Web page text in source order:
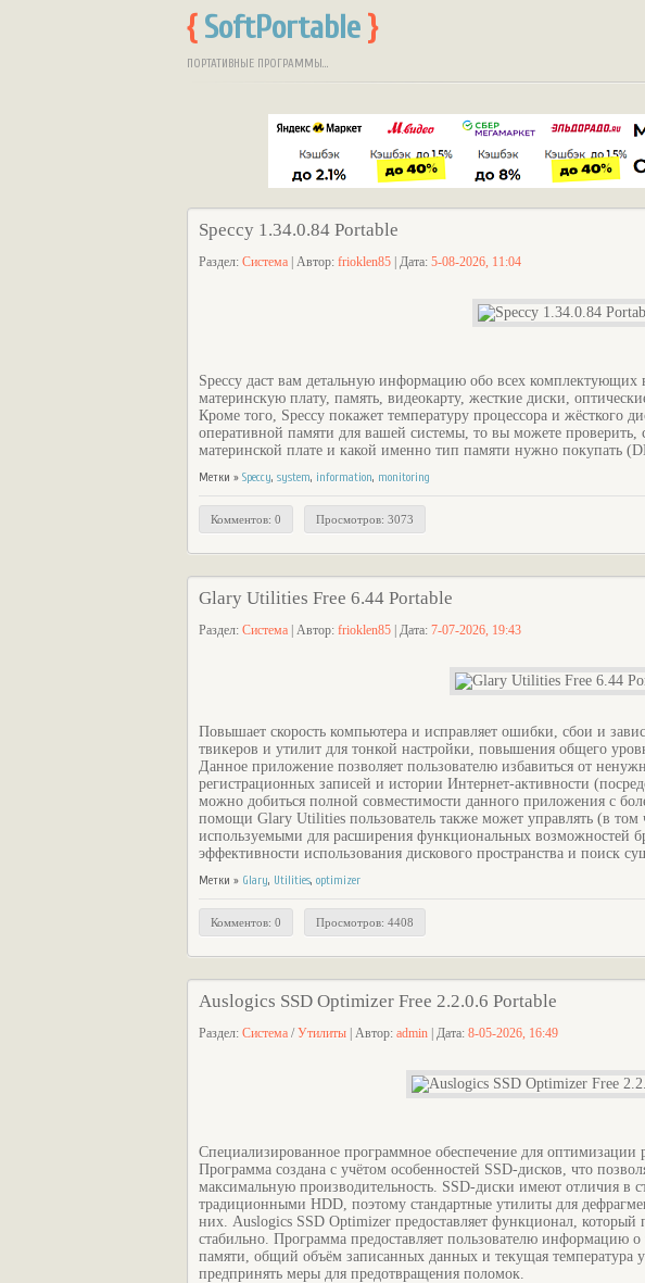
{ SoftPortable }
ПОРТАТИВНЫЕ ПРОГРАММЫ...
Speccy 1.34.0.84 Portable
Раздел: Система | Автор: frioklen85 | Дата: 5-08-2026, 11:04
Speccy даст вам детальную информацию обо всех комплектующих
материнскую плату, память, видеокарту, жесткие диски,
Кроме того, Speccy покажет температуру процессора и жёсткого
оперативной памяти для вашей системы, то вы можете проверить,
материнской плате и какой именно тип памяти нужно покупать
Метки » Speccy, system, information, monitoring
Комментов: 0 Просмотров: 3073
Glary Utilities Free 6.44 Portable
Раздел: Система | Автор: frioklen85 | Дата: 7-07-2026, 19:43
Повышает скорость компьютера и исправляет ошибки, сбои и
твикеров и утилит для тонкой настройки, повышения общего
Данное приложение позволяет пользователю избавиться от
регистрационных записей и истории Интернет-активности
можно добиться полной совместимости данного приложения с
помощи Glary Utilities пользователь также может управлять (в
используемыми для расширения функциональных возможностей
эффективности использования дискового пространства и поиск
Метки » Glary, Utilities, optimizer
Комментов: 0 Просмотров: 4408
Auslogics SSD Optimizer Free 2.2.0.6 Portable
Раздел: Система /Утилиты | Автор: admin | Дата: 8-05-2026, 16:49
Специализированное программное обеспечение для оптимизации
Программа создана с учётом особенностей SSD-дисков, что
максимальную производительность. SSD-диски имеют отличия в
традиционными HDD, поэтому стандартные утилиты для
них. Auslogics SSD Optimizer предоставляет функционал, который
стабильно. Программа предоставляет пользователю информацию
памяти, общий объём записанных данных и текущая температура
предпринять меры для предотвращения поломок.